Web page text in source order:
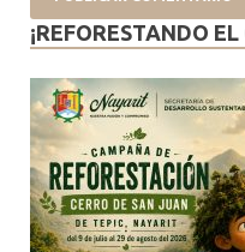
¡REFORESTANDO